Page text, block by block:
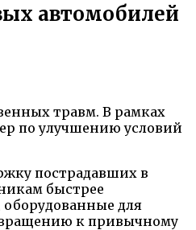
автомобилей
травм. В рамках
по улучшению условий
пострадавших в
быстрее
для
к привычному